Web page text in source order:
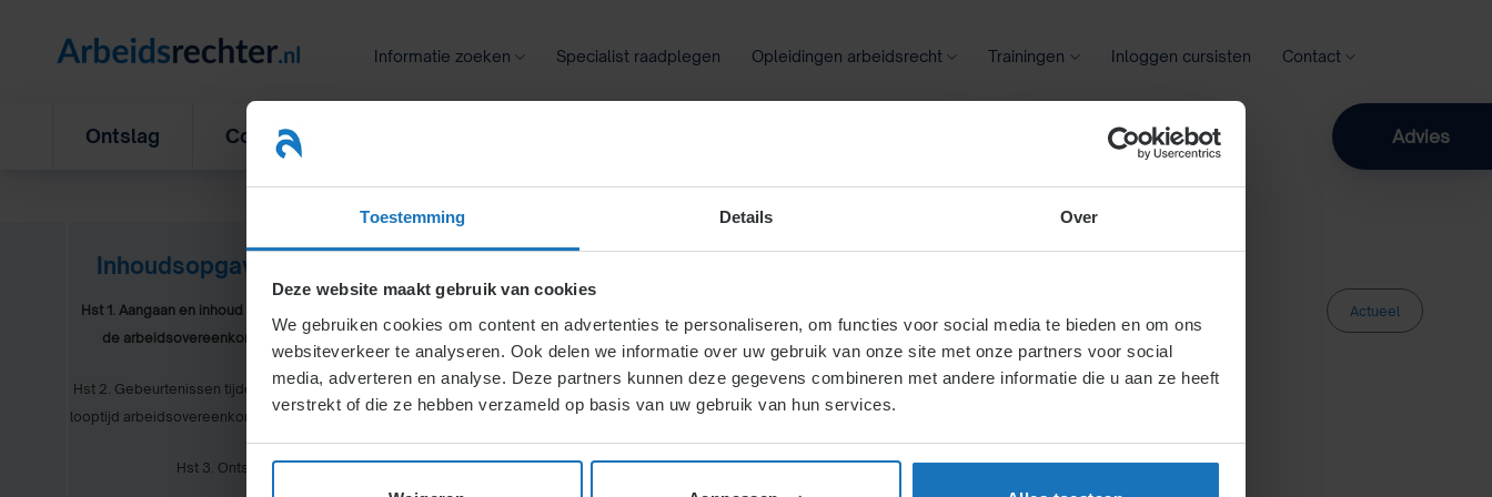
Toestemming Details Over
Deze website maakt gebruik van cookies
We gebruiken cookies om content en advertenties te personaliseren, om functies voor social media te bieden en om ons
websiteverkeer te analyseren. Ook delen we informatie over uw gebruik van onze site met onze partners voor social
media, adverteren en analyse. Deze partners kunnen deze gegevens combineren met andere informatie die u aan ze heeft
verstrekt of die ze hebben verzameld op basis van uw gebruik van hun services.
Informatie zoeken Specialist raadplegen Opleidingen arbeidsrecht Trainingen Inloggen cursisten Contact
Ontslag Concurrentiebeding Zoeken Advies
Inhoudsopgave
Hst 1. Aangaan en inhoud van
de arbeidsovereenkomst
Hst 2. Gebeurtenissen tijdens
looptijd arbeidsovereenkomst
Hst 3. Ontslag
Actueel
1.7. Verrichten van werk door vreemdelingen